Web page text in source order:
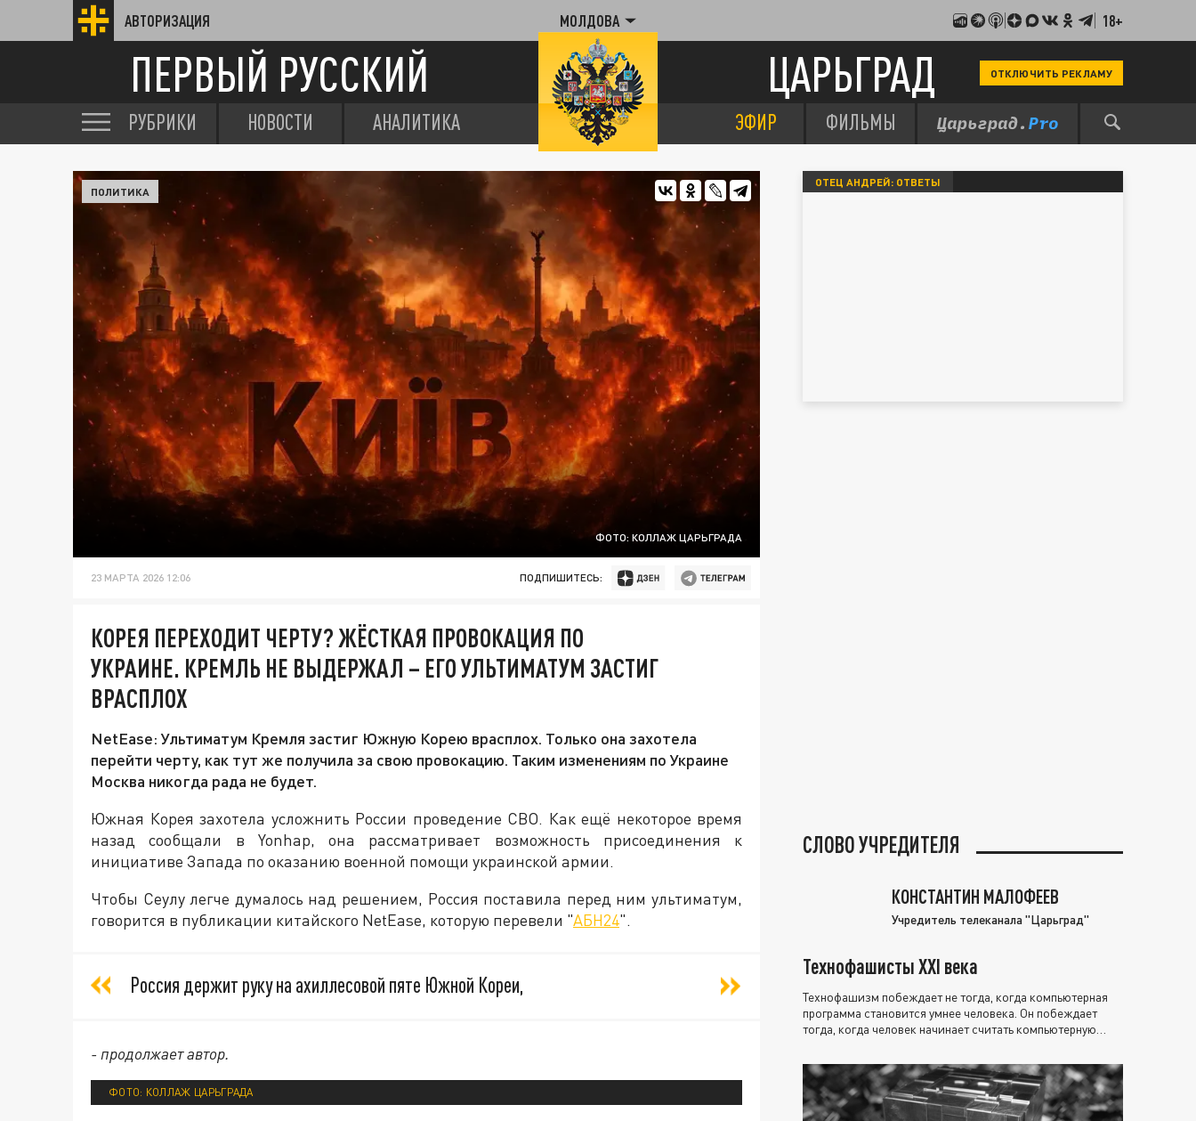
АВТОРИЗАЦИЯ МОЛДОВА 18+
ПЕРВЫЙ РУССКИЙ ЦАРЬГРАД ОТКЛЮЧИТЬ РЕКЛАМУ
РУБРИКИ НОВОСТИ АНАЛИТИКА ЭФИР ФИЛЬМЫ
ФОТО: КОЛЛАЖ ЦАРЬГРАДА
ПОЛИТИКА
23 МАРТА 2026 12:06 ПОДПИШИТЕСЬ:
КОРЕЯ ПЕРЕХОДИТ ЧЕРТУ? ЖЁСТКАЯ ПРОВОКАЦИЯ ПО
УКРАИНЕ. КРЕМЛЬ НЕ ВЫДЕРЖАЛ – ЕГО УЛЬТИМАТУМ ЗАСТИГ
ВРАСПЛОХ
NetEase: Ультиматум Кремля застиг Южную Корею врасплох. Только она захотела
перейти черту, как тут же получила за свою провокацию. Таким изменениям по Украине
Москва никогда рада не будет.
Южная Корея захотела усложнить России проведение СВО. Как ещё некоторое время
назад сообщали в Yonhap, она рассматривает возможность присоединения к
инициативе Запада по оказанию военной помощи украинской армии.
Чтобы Сеулу легче думалось над решением, Россия поставила перед ним ультиматум,
говорится в публикации китайского NetEase, которую перевели "АБН24".
Россия держит руку на ахиллесовой пяте Южной Кореи,
- продолжает автор.
ФОТО: КОЛЛАЖ ЦАРЬГРАДА
ОТЕЦ АНДРЕЙ: ОТВЕТЫ
СЛОВО УЧРЕДИТЕЛЯ
КОНСТАНТИН МАЛОФЕЕВ
Учредитель телеканала "Царьград"
Технофашисты XXI века
Технофашизм побеждает не тогда, когда компьютерная
программа становится умнее человека. Он побеждает
тогда, когда человек начинает считать компьютерную